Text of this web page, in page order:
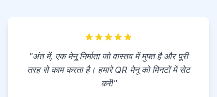
"अंत में, एक मेनू निर्माता जो वास्तव में मुफ्त है और पूरी
तरह से काम करता है। हमारे QR मेनू को मिनटों में सेट
करें!"